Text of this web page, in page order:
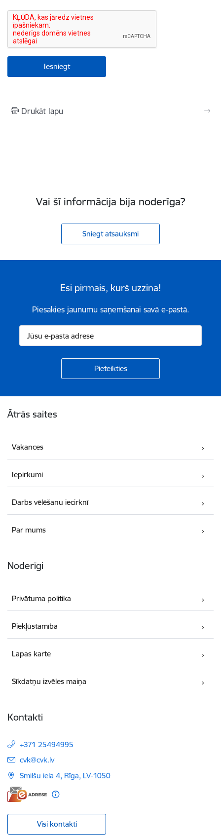
Drukāt lapu
Vai šī informācija bija noderīga?
Sniegt atsauksmi
Esi pirmais, kurš uzzina!
Piesakies jaunumu saņemšanai savā e-pastā.
Ātrās saites
Vakances
Iepirkumi
Darbs vēlēšanu iecirknī
Par mums
Noderīgi
Privātuma politika
Piekļūstamība
Lapas karte
Sīkdatņu izvēles maiņa
Kontakti
+371 25494995
E-pasts:
cvk@cvk.lv
Smilšu iela 4, Rīga, LV-1050
Visi kontakti